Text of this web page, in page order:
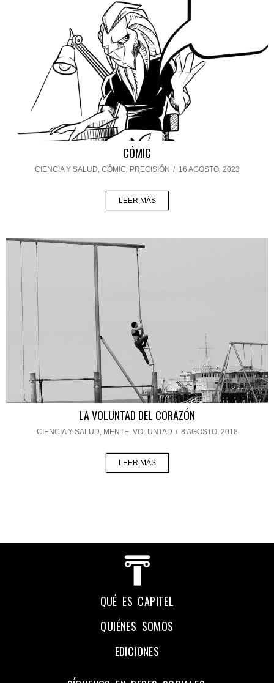
CÓMIC
CIENCIA Y SALUD, CÓMIC, PRECISIÓN / 16 AGOSTO, 2023
LEER MÁS
LA VOLUNTAD DEL CORAZÓN
CIENCIA Y SALUD, MENTE, VOLUNTAD / 8 AGOSTO, 2018
LEER MÁS
QUÉ ES CAPITEL
QUIÉNES SOMOS
EDICIONES